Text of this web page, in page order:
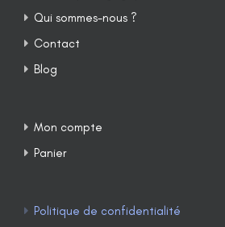
Qui sommes-nous ?
Contact
Blog
Mon compte
Panier
Politique de confidentialité